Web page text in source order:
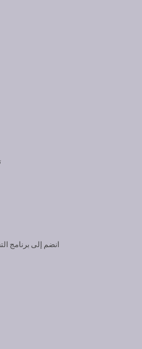
انضم إلى برنامج